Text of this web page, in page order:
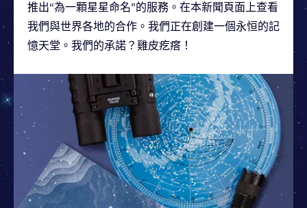
推出“為一顆星星命名”的服務。在本新聞頁面上查看
我們與世界各地的合作。我們正在創建一個永恒的記
憶天堂。我們的承諾？雞皮疙瘩！